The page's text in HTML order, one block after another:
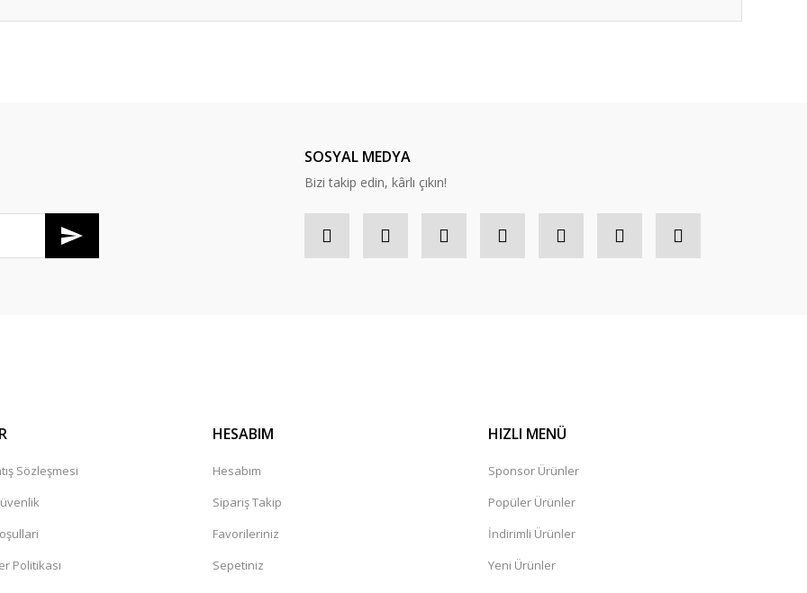
SOSYAL MEDYA
Bizi takip edin, kârlı çıkın!
Sözleşmesi
Politikası
HESABIM
Hesabım
Sipariş Takip
Favorileriniz
Sepetiniz
HIZLI MENÜ
Sponsor Ürünler
Popüler Ürünler
İndirimli Ürünler
Yeni Ürünler